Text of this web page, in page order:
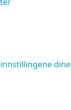
innstillingene dine